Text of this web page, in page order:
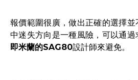
報價範圍很廣，做出正確的選擇
中迷失方向是一種風險，可以通過
即米蘭的SAG80設計師來避免。